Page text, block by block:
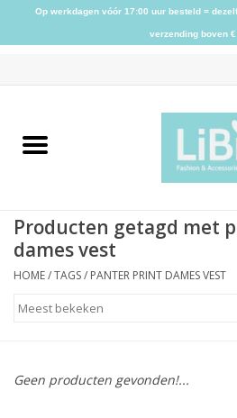
Home
Kleding
Accessoires
Producten getagd met
dames vest
HOME/TAGS/ PANTER PRINT DAMES VEST
Geen producten gevonden!...
Op werkdagen vóór 17:00 uur besteld =
verzending boven €